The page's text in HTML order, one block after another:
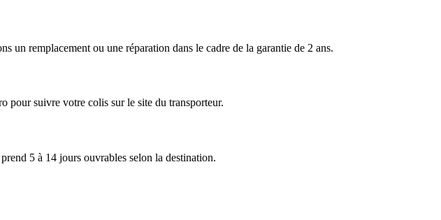
un remplacement ou une réparation dans le cadre de la garantie de 2 ans.
pour suivre votre colis sur le site du transporteur.
5 à 14 jours ouvrables selon la destination.